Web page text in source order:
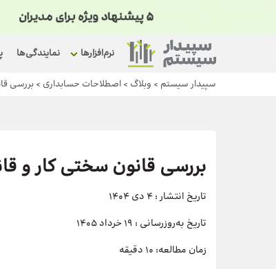
نرم‌افزارها نمایندگی‌ها
سپیدار سیستم > وبلاگ > اصطلاحات حسابداری > بررسی قانون
بررسی قانون سختی کار و قانون 7300 روز + پیگیری
تاریخ انتشار : 4 دی 1404
تاریخ به‌روزرسانی : 19 خرداد 1405
زمان مطالعه: 10 دقیقه